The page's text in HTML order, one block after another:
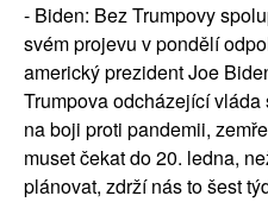
- Biden: Bez Trumpovy
svém projevu v pondělí
americký prezident Joe
Trumpova odcházející
na boji proti pandemii,
muset čekat do 20. ledna,
plánovat, zdrží nás to šest